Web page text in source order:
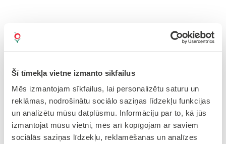
Šī tīmekļa vietne izmanto sīkfailus
Mēs izmantojam sīkfailus, lai personalizētu saturu un
reklāmas, nodrošinātu sociālo saziņas līdzekļu funkcijas
un analizētu mūsu datplūsmu. Informāciju par to, kā jūs
izmantojat mūsu vietni, mēs arī kopīgojam ar saviem
sociālās saziņas līdzekļu, reklamēšanas un analīzes
Valsts policija
pārvaldesPierīgas Dienvidu iecirknis
Reaģēšanas nodaļas inspektors
Prevencijas grupas inspektors
Izmeklēšanas nodaļas inspektors
(izmeklēšana)